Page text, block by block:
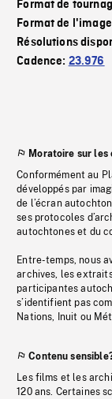
Format de
Format de
Résolutions
Cadence: 23.976
Moratoire sur les
Conformément au
développés par
de l’écran
ses protocoles
autochtones et du
Entre-temps, nous
archives, les
participantes
s’identifient pas
Nations, Inuit ou
Contenu
Les films et les
120 ans. Certaines